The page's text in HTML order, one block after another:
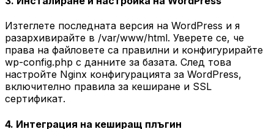
Изтеглете последната версия на WordPress и я
разархивирайте в /var/www/html. Уверете се, че
права на файловете са правилни и конфигурирайте
wp-config.php с данните за базата. След това
настройте Nginx конфигурацията за WordPress,
включително правила за кеширане и SSL
сертификат.
4. Интеграция на кеширащ плъгин